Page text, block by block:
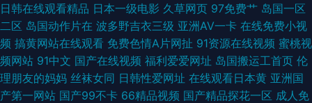
日韩在线观看精品 日本一级电影 久草网页 97免费艹 岛国一区
二区 岛国动作片在 波多野吉衣三级 亚洲AV一卡 在线免费小视
频 搞黄网站在线观看 免费色情A片网扯 91资源在线视频 蜜桃视
频网站 91中文 国产在线视频 福利爱爱网址 岛国搬运工首页 伦
理朋友的妈妈 丝袜女同 日韩性爱网址 在线观看日本黄 亚洲国
产第一网站 国产99不卡 66精品视频 国产精品探花一区 成人免